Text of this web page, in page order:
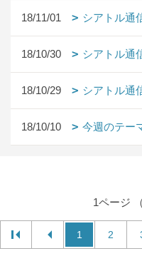
18/11/01 シアトル通
18/10/30 シアトル通
18/10/29 シアトル通
18/10/10 今週のテー
1ページ
1 2